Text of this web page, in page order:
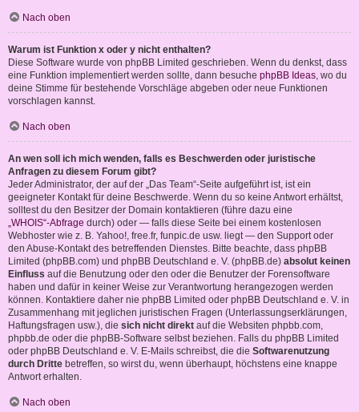
Nach oben
Warum ist Funktion x oder y nicht enthalten?
Diese Software wurde von phpBB Limited geschrieben. Wenn du denkst, dass
eine Funktion implementiert werden sollte, dann besuche phpBB Ideas, wo du
deine Stimme für bestehende Vorschläge abgeben oder neue Funktionen
vorschlagen kannst.
Nach oben
An wen soll ich mich wenden, falls es Beschwerden oder juristische
Anfragen zu diesem Forum gibt?
Jeder Administrator, der auf der „Das Team“-Seite aufgeführt ist, ist ein
geeigneter Kontakt für deine Beschwerde. Wenn du so keine Antwort erhältst,
solltest du den Besitzer der Domain kontaktieren (führe dazu eine
„WHOIS“-Abfrage durch) oder — falls diese Seite bei einem kostenlosen
Webhoster wie z. B. Yahoo!, free.fr, funpic.de usw. liegt — den Support oder
den Abuse-Kontakt des betreffenden Dienstes. Bitte beachte, dass phpBB
Limited (phpBB.com) und phpBB Deutschland e. V. (phpBB.de) absolut keinen
Einfluss auf die Benutzung oder den oder die Benutzer der Forensoftware
haben und dafür in keiner Weise zur Verantwortung herangezogen werden
können. Kontaktiere daher nie phpBB Limited oder phpBB Deutschland e. V. in
Zusammenhang mit jeglichen juristischen Fragen (Unterlassungserklärungen,
Haftungsfragen usw.), die sich nicht direkt auf die Websiten phpbb.com,
phpbb.de oder die phpBB-Software selbst beziehen. Falls du phpBB Limited
oder phpBB Deutschland e. V. E-Mails schreibst, die die Softwarenutzung
durch Dritte betreffen, so wirst du, wenn überhaupt, höchstens eine knappe
Antwort erhalten.
Nach oben